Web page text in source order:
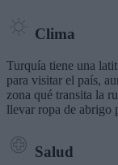
Clima
Turquía tiene una
para visitar el país,
zona qué transita la
llevar ropa de abrigo
Salud